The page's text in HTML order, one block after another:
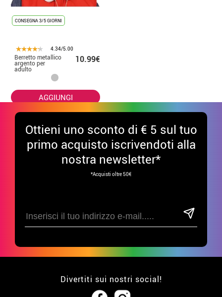
CONSEGNA 3/5 GIORNI
4.34/5.00
Berretto metallico
argento per
adulto
10.99€
AGGIUNGI
Ottieni uno sconto di € 5 sul tuo
primo acquisto iscrivendoti alla
nostra newsletter*
*Acquisti oltre 50€
Divertiti sui nostri social!